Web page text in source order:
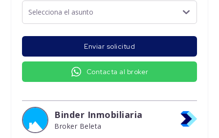
Enviar solicitud
Contacta al broker
Binder Inmobiliaria
Broker Beleta